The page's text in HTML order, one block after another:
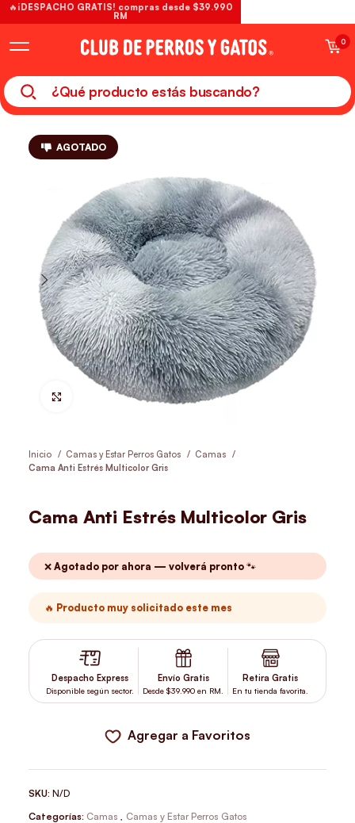
0
AGOTADO
Hacer Zoom
Inicio Camas y Estar Perros Gatos
Camas
Cama Anti Estrés Multicolor Gris
Cama Anti Estrés Multicolor Gris
❌ Agotado por ahora — volverá pronto 🐾
🔥 Producto muy solicitado este mes
Despacho Express
Disponible según sector.
Envío Gratis
Desde $39.990 en RM.
Retira Gratis
En tu tienda favorita.
Agregar a Favoritos
SKU:N/D
Categorías: Camas Camas y Estar Perros Gatos
🔥¡DESPACHO GRATIS! compras desde $39.990
RM